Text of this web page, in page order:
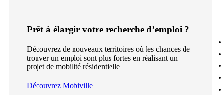
Prêt à élargir votre recherche d’emploi ?
Découvrez de nouveaux territoires où les chances de
trouver un emploi sont plus fortes en réalisant un
projet de mobilité résidentielle
Découvrez Mobiville